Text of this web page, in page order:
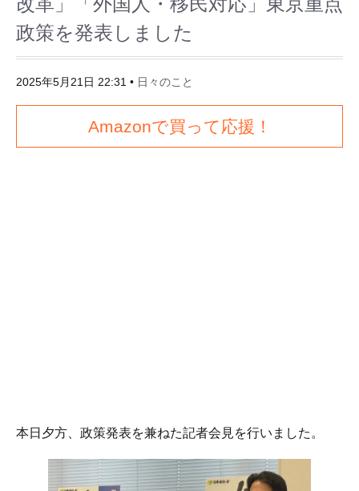
政策を発表しました
2025年5月21日 22:31 • 日々のこと
Amazonで買って応援！
本日夕方、政策発表を兼ねた記者会見を行いました。